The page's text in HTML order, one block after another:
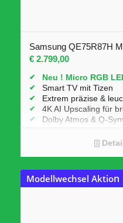
Samsung QE75R87H
€2.799,00
Neu ! Micro RGB
Smart TV mit Tizen
Extrem präzise &
4K AI Upscaling für
Dolby Atmos& Q-
Modernes, nahezu
Modellwechsel Aktion